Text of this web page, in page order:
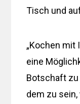
Tisch und
„Kochen mit
eine
Botschaft
dem zu